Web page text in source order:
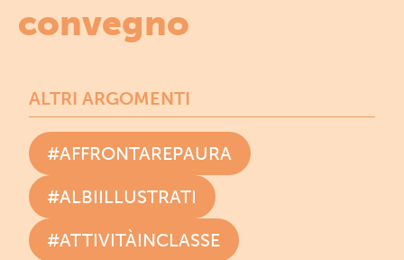
convegno
ALTRI ARGOMENTI
#AFFRONTAREPAURA
#ALBIILLUSTRATI
#ATTIVITÀINCLASSE